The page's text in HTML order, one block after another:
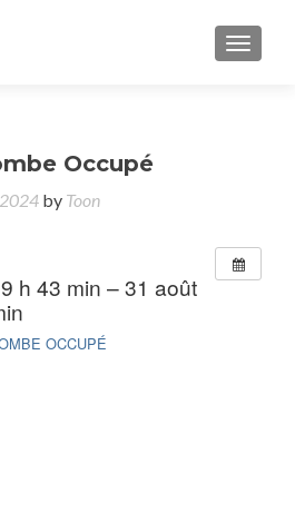
Occupé
by Toon
h 43 min – 31 août
OCCUPÉ